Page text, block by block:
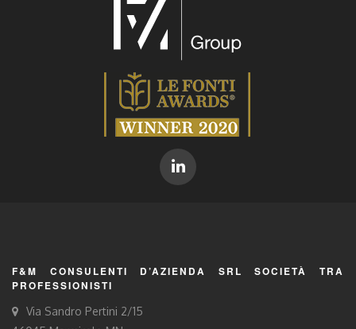
F&M CONSULENTI D’AZIENDA SRL SOCIETÀ TRA
PROFESSIONISTI
Via Sandro Pertini 2/15